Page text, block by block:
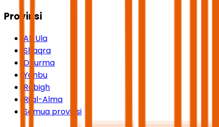
Provinsi
Al-Ula
Shaqra
Dhurma
Yanbu
Rabigh
Rijal-Alma
Semua provinsi